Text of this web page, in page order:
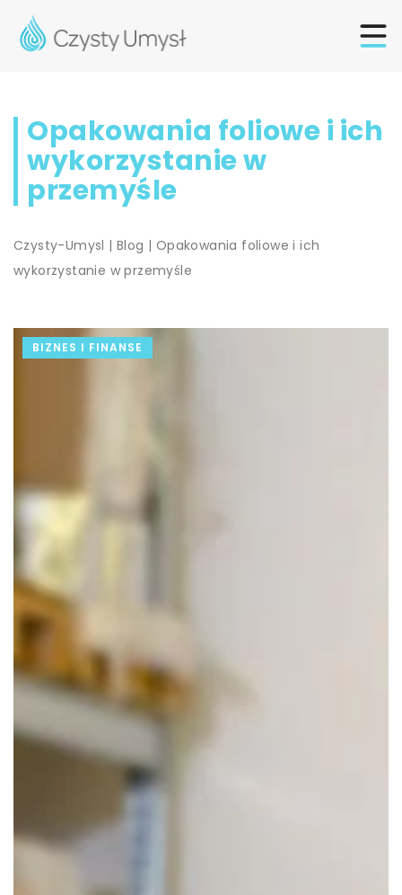
Opakowania foliowe i ich
wykorzystanie w
przemyśle
Czysty-Umysl |Blog | Opakowania foliowe i ich
wykorzystanie w przemyśle
BIZNES I FINANSE